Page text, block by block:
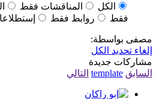
الكل
المناقشات فقط
فقط
روابط فقط
مصفى بواسطة:
إلغاء تحديد الكل
مشاركات جديدة
السابق template التالي